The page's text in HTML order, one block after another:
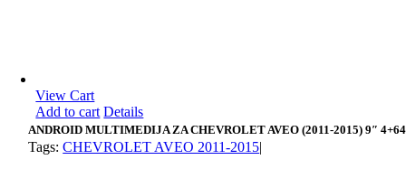
View Cart
Add to cart Details
ANDROID MULTIMEDIJA ZA CHEVROLET AVEO (2011-2015) 9″ 4+64
Tags:CHEVROLET AVEO 2011-2015|